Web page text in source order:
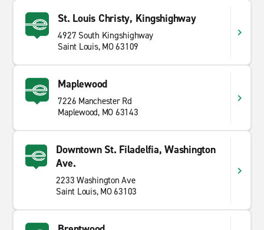
St. Louis Christy, Kingshighway
4927 South Kingshighway
Saint Louis, MO 63109
Maplewood
7226 Manchester Rd
Maplewood, MO 63143
Downtown St. Filadelfia, Washington
Ave.
2233 Washington Ave
Saint Louis, MO 63103